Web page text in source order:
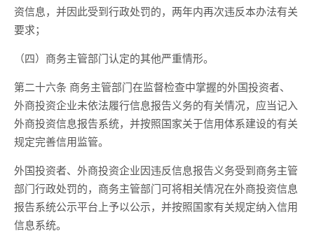
资信息，并因此受到行政处罚的，两年内再次违反本办法有关
要求；
（四）商务主管部门认定的其他严重情形。
第二十六条 商务主管部门在监督检查中掌握的外国投资者、
外商投资企业未依法履行信息报告义务的有关情况，应当记入
外商投资信息报告系统，并按照国家关于信用体系建设的有关
规定完善信用监管。
外国投资者、外商投资企业因违反信息报告义务受到商务主管
部门行政处罚的，商务主管部门可将相关情况在外商投资信息
报告系统公示平台上予以公示，并按照国家有关规定纳入信用
信息系统。